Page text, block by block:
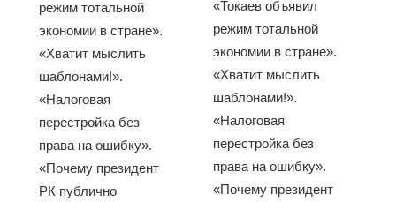
режим тотальной
экономии в стране».
«Хватит мыслить
шаблонами!».
«Налоговая
перестройка без
права на ошибку».
«Почему президент
РК публично
«Токаев объявил
режим тотальной
экономии в стране».
«Хватит мыслить
шаблонами!».
«Налоговая
перестройка без
права на ошибку».
«Почему президент